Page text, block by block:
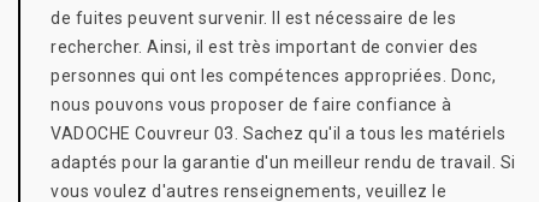
de fuites peuvent survenir. Il est nécessaire de les
rechercher. Ainsi, il est très important de convier des
personnes qui ont les compétences appropriées. Donc,
nous pouvons vous proposer de faire confiance à
VADOCHE Couvreur 03. Sachez qu'il a tous les matériels
adaptés pour la garantie d'un meilleur rendu de travail. Si
vous voulez d'autres renseignements, veuillez le